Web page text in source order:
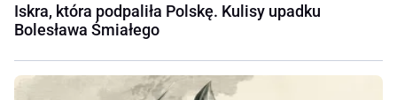
Iskra, która podpaliła Polskę. Kulisy upadku
Bolesława Śmiałego